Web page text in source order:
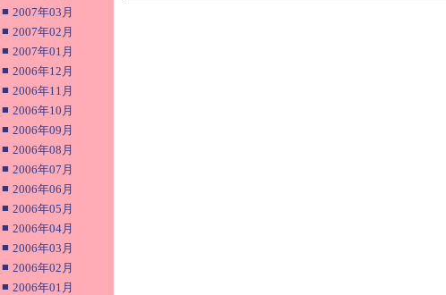
■ 2007年03月
■ 2007年02月
■ 2007年01月
■ 2006年12月
■ 2006年11月
■ 2006年10月
■ 2006年09月
■ 2006年08月
■ 2006年07月
■ 2006年06月
■ 2006年05月
■ 2006年04月
■ 2006年03月
■ 2006年02月
■ 2006年01月